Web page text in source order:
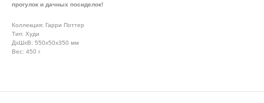
прогулок и дачных посиделок!
Коллекция: Гарри Поттер
Тип: Худи
ДxШxВ: 550x50x350 мм
Вес: 450 г